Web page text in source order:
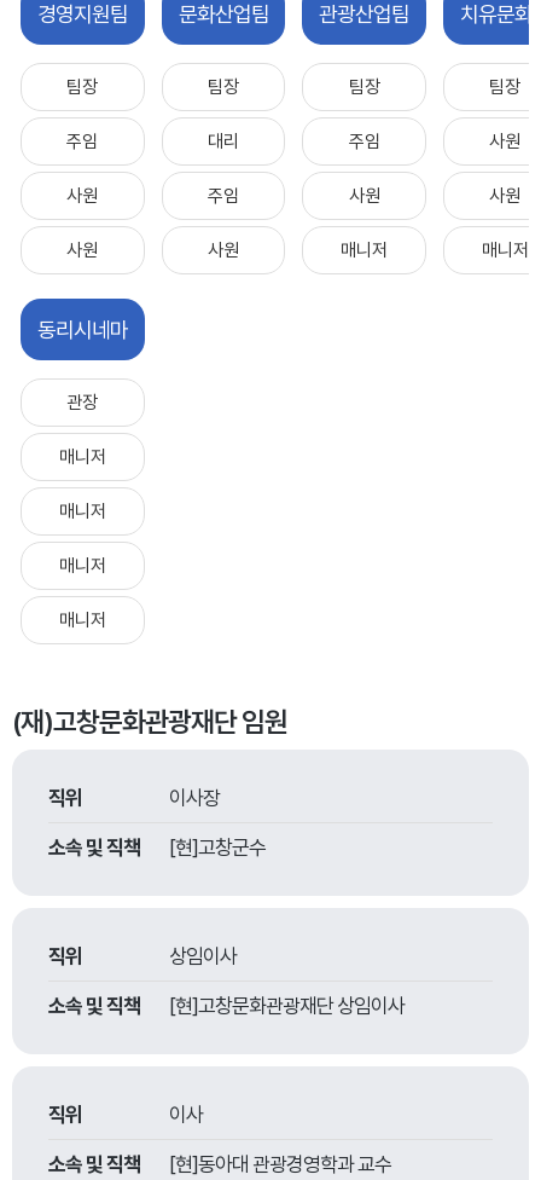
경영지원팀
팀장
주임
사원
사원
동리시네마
관장
매니저
매니저
매니저
매니저
문화산업팀
팀장
대리
주임
사원
관광산업팀
팀장
주임
사원
매니저
치유문화
팀장
사원
사원
매니저
(재)고창문화관광재단 임원
직위 이사장
소속 및 직책 [현]고창군수
직위 상임이사
소속 및 직책 [현]고창문화관광재단 상임이사
직위 이사
소속 및 직책 [현]동아대 관광경영학과 교수